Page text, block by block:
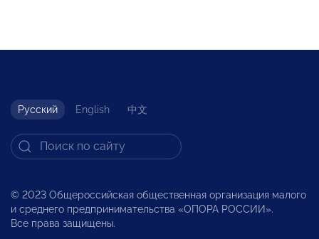
Русский English 中文
© 2023 Общероссийская общественная организация малого
и среднего предпринимательства «ОПОРА РОССИИ».
Все права защищены.